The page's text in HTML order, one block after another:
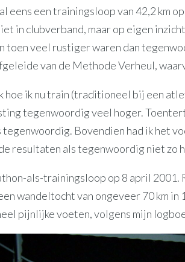
eens een trainingsloop van 42,2 km
in clubverband, maar op eigen
toen veel rustiger waren dan
van de Methode Verheul,
hoe ik nu train (traditioneel bij een
tegenwoordig veel hoger.
tegenwoordig. Bovendien had ik het
resultaten als tegenwoordig niet zo
als-trainingsloop op 8 april 2001.
wandeltocht van ongeveer 70 km in
pijnlijke voeten, volgens mijn